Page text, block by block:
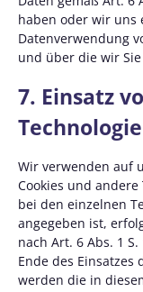
haben oder wir uns
Datenverwendung
und über die wir
7. Einsatz
Wir verwenden auf
Cookies und
bei den einzelnen
angegeben ist,
nach Art. 6 Abs. 1
Ende des
werden die in